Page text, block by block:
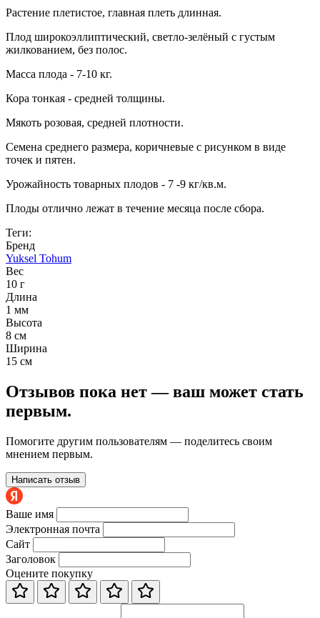
Растение плетистое, главная плеть длинная.
Плод широкоэллиптический, светло-зелёный с густым
жилкованием, без полос.
Масса плода - 7-10 кг.
Кора тонкая - средней толщины.
Мякоть розовая, средней плотности.
Семена среднего размера, коричневые с рисунком в виде
точек и пятен.
Урожайность товарных плодов - 7 -9 кг/кв.м.
Плоды отлично лежат в течение месяца после сбора.
Теги:
Бренд
Yuksel Tohum
Вес
10 г
Длина
1 мм
Высота
8 см
Ширина
15 см
Отзывов пока нет — ваш может стать
первым.
Помогите другим пользователям — поделитесь своим
мнением первым.
Написать отзыв
Ваше имя
Электронная почта
Сайт
Заголовок
Оцените покупку